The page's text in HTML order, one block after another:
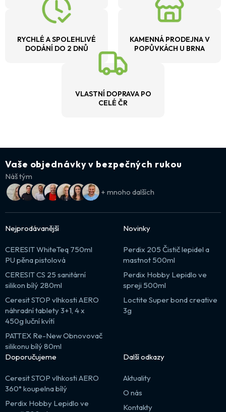
RYCHLÉ A SPOLEHLIVÉ
DODÁNÍ DO 2 DNŮ
KAMENNÁ PRODEJNA V
POPŮVKÁCH U BRNA
VLASTNÍ DOPRAVA PO
CELÉ ČR
Vaše objednávky v bezpečných rukou
Náš tým
+ mnoho dalších
Nejprodávanější
CERESIT WhiteTeq 750ml
PU pěna pistolová
CERESIT CS 25 sanitární
silikon bílý 280ml
Ceresit STOP vlhkosti AERO
náhradní tablety 3+1, 4 x
450g luční kvítí
PATTEX Re-New Obnovovač
silikonu bílý 80ml
Novinky
Perdix 205 Čistič lepidel a
mastnot 500ml
Perdix Hobby Lepidlo ve
spreji 500ml
Loctite Super bond creative
3g
Doporučujeme
Ceresit STOP vlhkosti AERO
360° koupelna bílý
Perdix Hobby Lepidlo ve
Další odkazy
Aktuality
O nás
Kontakty